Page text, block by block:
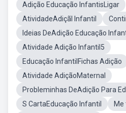
Adição Educação InfantisLigar
AtividadeAdiçãl Infantil
Ideias DeAdição Educação
Atividade Adição Infantil5
Educação InfantilFichas Adição
Atividade AdiçãoMaternal
Probleminhas DeAdição Para
S CartaEducação Infantil
Me